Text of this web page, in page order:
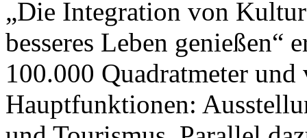
„Die Integration von
besseres Leben genießen“
100.000 Quadratmeter
Hauptfunktionen: